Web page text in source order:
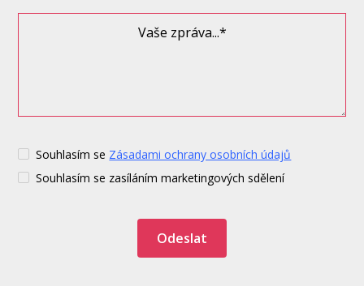
Souhlasím se Zásadami ochrany osobních údajů
Souhlasím se zasíláním marketingových sdělení